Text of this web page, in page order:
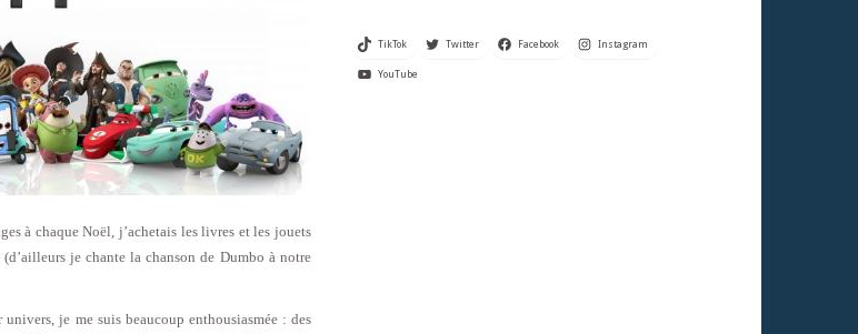
à chaque Noël, j’achetais les livres et les jouets
je chante la chanson de Dumbo à notre
je me suis beaucoup enthousiasmée : des
TikTok Twitter Facebook Instagram
YouTube